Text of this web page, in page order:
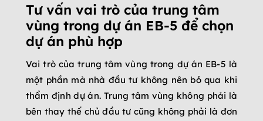
Tư vấn vai trò của trung tâm
vùng trong dự án EB-5 để chọn
dự án phù hợp
Vai trò của trung tâm vùng trong dự án EB-5 là
một phần mà nhà đầu tư không nên bỏ qua khi
thẩm định dự án. Trung tâm vùng không phải là
bên thay thế chủ đầu tư cũng không phải là đơn